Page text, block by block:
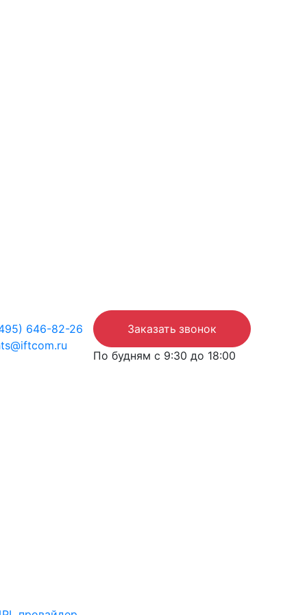
646-82-26
Заказать звонок
По будням с 9:30 до 18:00